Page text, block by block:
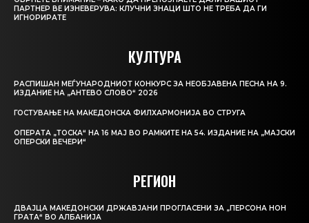
ПАРТНЕР ВЕ ИЗНЕВЕРУВА: КЛУЧНИ ЗНАЦИ ШТО НЕ ТРЕБА ДА ГИ
ИГНОРИРАТЕ
КУЛТУРА
РАСПИШАН МЕЃУНАРОДНИОТ КОНКУРС ЗА НЕОБЈАВЕНА ПЕСНА НА 9.
ИЗДАНИЕ НА „АНТЕВО СЛОВО“ 2026
ГОСТУВАЊЕ НА МАКЕДОНСКА ФИЛХАРМОНИЈА ВО СТРУГА
ОПЕРАТА „ТОСКА“ НА 16 МАЈ ВО РАМКИТЕ НА 54. ИЗДАНИЕ НА „МАЈСКИ
ОПЕРСКИ ВЕЧЕРИ“
РЕГИОН
ДВАЈЦА МАКЕДОНСКИ ДРЖАВЈАНИ ПРОГЛАСЕНИ ЗА „ПЕРСОНА НОН
ГРАТА“ ВО АЛБАНИЈА